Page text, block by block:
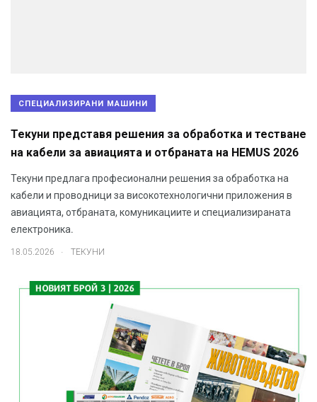
СПЕЦИАЛИЗИРАНИ МАШИНИ
Текуни представя решения за обработка и тестване
на кабели за авиацията и отбраната на HEMUS 2026
Текуни предлага професионални решения за обработка на
кабели и проводници за високотехнологични приложения в
авиацията, отбраната, комуникациите и специализираната
електроника.
18.05.2026 . ТЕКУНИ